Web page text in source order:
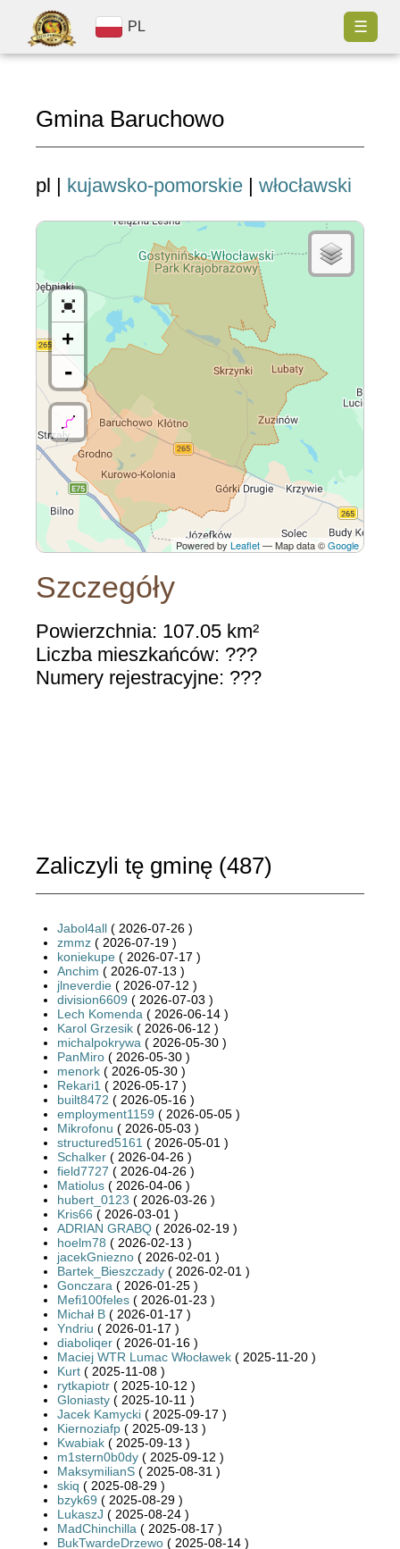
PL ☰
Gmina Baruchowo
pl | kujawsko-pomorskie | włocławski
+
-
Powered by Leaflet— Map data ©Google
Szczegóły
Powierzchnia: 107.05 km²
Liczba mieszkańców: ???
Numery rejestracyjne: ???
Zaliczyli tę gminę (487)
Jabol4all ( 2026-07-26 )
zmmz ( 2026-07-19 )
koniekupe ( 2026-07-17 )
Anchim ( 2026-07-13 )
jlneverdie ( 2026-07-12 )
division6609 ( 2026-07-03 )
Lech Komenda ( 2026-06-14 )
Karol Grzesik ( 2026-06-12 )
michalpokrywa ( 2026-05-30 )
PanMiro ( 2026-05-30 )
menork ( 2026-05-30 )
Rekari1 ( 2026-05-17 )
built8472 ( 2026-05-16 )
employment1159 ( 2026-05-05 )
Mikrofonu ( 2026-05-03 )
structured5161 ( 2026-05-01 )
Schalker ( 2026-04-26 )
field7727 ( 2026-04-26 )
Matiolus ( 2026-04-06 )
hubert_0123 ( 2026-03-26 )
Kris66 ( 2026-03-01 )
ADRIAN GRABQ ( 2026-02-19 )
hoelm78 ( 2026-02-13 )
jacekGniezno ( 2026-02-01 )
Bartek_Bieszczady ( 2026-02-01 )
Gonczara ( 2026-01-25 )
Mefi100feles ( 2026-01-23 )
Michał B ( 2026-01-17 )
Yndriu ( 2026-01-17 )
diaboliqer ( 2026-01-16 )
Maciej WTR Lumac Włocławek ( 2025-11-20 )
Kurt ( 2025-11-08 )
rytkapiotr ( 2025-10-12 )
Gloniasty ( 2025-10-11 )
Jacek Kamycki ( 2025-09-17 )
Kiernoziafp ( 2025-09-13 )
Kwabiak ( 2025-09-13 )
m1stern0b0dy ( 2025-09-12 )
MaksymilianS ( 2025-08-31 )
skiq ( 2025-08-29 )
bzyk69 ( 2025-08-29 )
LukaszJ ( 2025-08-24 )
MadChinchilla ( 2025-08-17 )
BukTwardeDrzewo ( 2025-08-14 )